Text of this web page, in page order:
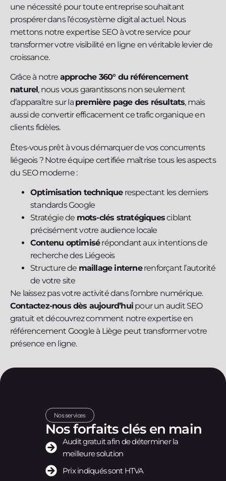
une nécessité pour toute entreprise souhaitant
prospérer dans l’écosystème digital actuel. Nous
mettons notre expertise SEO à votre service pour
transformer votre visibilité en ligne en véritable levier de
croissance.
Grâce à notre approche 360° du référencement
naturel, nous vous garantissons non seulement
d’apparaître sur la première page des résultats, mais
aussi de convertir efficacement ce trafic organique en
clients fidèles.
Êtes-vous prêt à vous démarquer de vos concurrents
liégeois ? Notre équipe certifiée maîtrise tous les aspects
du SEO moderne :
Optimisation techniquerespectant les derniers
standards Google
Stratégie de mots-clés stratégiquesciblant
précisément votre audience locale
Contenu optimisérépondant aux intentions de
recherche des Liégeois
Structure de maillage internerenforçant l’autorité
de votre site
Ne laissez pas votre activité dans l’ombre numérique.
Contactez-nous dès aujourd’hui pour un audit SEO
gratuit et découvrez comment notre expertise en
référencement Google à Liège peut transformer votre
présence en ligne.
Nos services
Nos forfaits clés en main
Audit gratuit afin de déterminer la
meilleure solution
Prix indiqués sont HTVA